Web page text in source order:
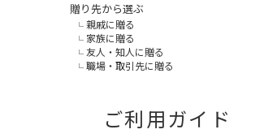
贈り先から選ぶ
親戚に贈る
家族に贈る
友人・知人に贈る
職場・取引先に贈る
ご利用ガイド